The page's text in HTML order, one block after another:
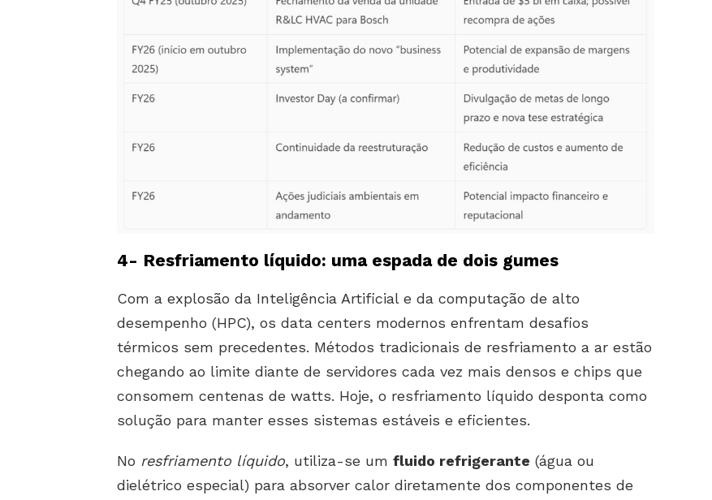
4- Resfriamento líquido: uma espada de dois gumes
Com a explosão da Inteligência Artificial e da computação de alto
desempenho (HPC), os data centers modernos enfrentam desafios
térmicos sem precedentes. Métodos tradicionais de resfriamento a ar estão
chegando ao limite diante de servidores cada vez mais densos e chips que
consomem centenas de watts. Hoje, o resfriamento líquido desponta como
solução para manter esses sistemas estáveis e eficientes.
No resfriamento líquido, utiliza-se um fluido refrigerante (água ou
dielétrico especial) para absorver calor diretamente dos componentes de